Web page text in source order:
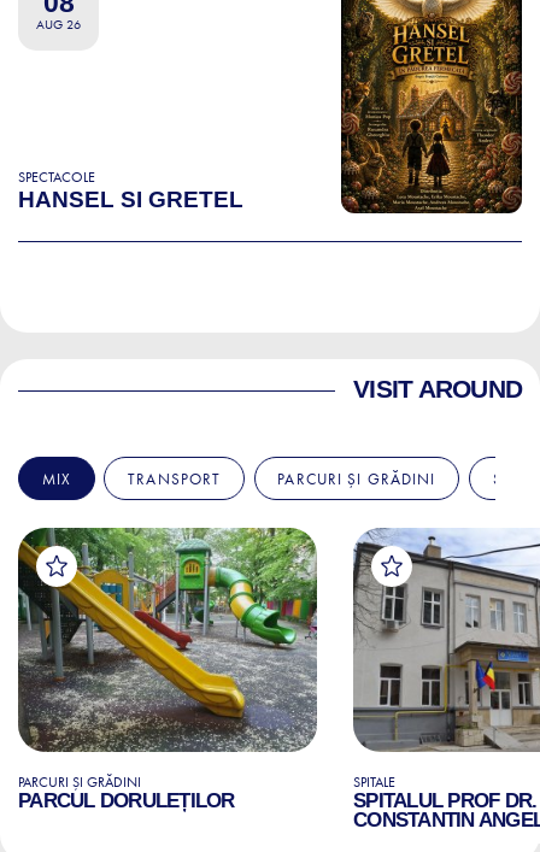
AUG 26
SPECTACOLE
HANSEL SI GRETEL
VISIT AROUND
MIX TRANSPORT PARCURI ȘI GRĂDINI
PARCURI ȘI GRĂDINI
PARCUL DORULEȚILOR
SPITALE
SPITALUL PROF DR.
CONSTANTIN